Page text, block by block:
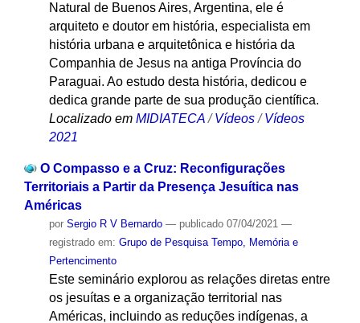
Natural de Buenos Aires, Argentina, ele é
arquiteto e doutor em história, especialista em
história urbana e arquitetônica e história da
Companhia de Jesus na antiga Província do
Paraguai. Ao estudo desta história, dedicou e
dedica grande parte de sua produção científica.
Localizado em MIDIATECA /Vídeos /Vídeos
2021
O Compasso e a Cruz: Reconfigurações
Territoriais a Partir da Presença Jesuítica nas
Américas
por Sergio R V Bernardo — publicado07/04/2021 —
registrado em: Grupo de Pesquisa Tempo, Memória e
Pertencimento
Este seminário explorou as relações diretas entre
os jesuítas e a organização territorial nas
Américas, incluindo as reduções indígenas, a